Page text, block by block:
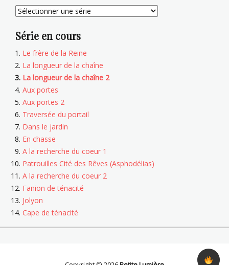
Série en cours
Le frère de la Reine
La longueur de la chaîne
La longueur de la chaîne 2
Aux portes
Aux portes 2
Traversée du portail
Dans le jardin
En chasse
A la recherche du coeur 1
Patrouilles Cité des Rêves (Asphodélias)
A la recherche du coeur 2
Fanion de ténacité
Jolyon
Cape de ténacité